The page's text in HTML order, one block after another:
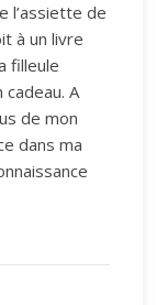
l’assiette de
à un livre
filleule
A
de mon
dans ma